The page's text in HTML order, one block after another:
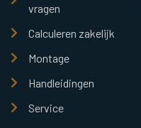
vragen
Calculeren zakelijk
Montage
Handleidingen
Service